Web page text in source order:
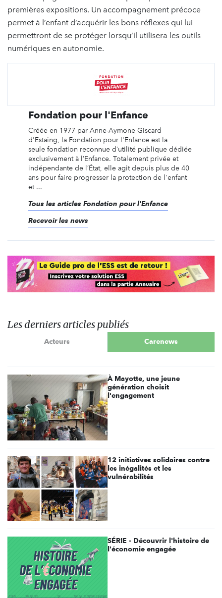
premières expositions. Un accompagnement précoce
permet à l’enfant d’acquérir les bons réflexes qui lui
permettront de se protéger lorsqu’il utilisera les outils
numériques en autonomie.
Fondation pour l'Enfance
Créée en 1977 par Anne-Aymone Giscard
d'Estaing, la Fondation pour l'Enfance est la
seule fondation reconnue d’utilité publique dédiée
exclusivement à l’Enfance. Totalement privée et
indépendante de l’État, elle agit depuis plus de 40
ans pour faire progresser la protection de l'enfant
et ...
Tous les articles Fondation pour l'Enfance
Recevoir les news
Les derniers articles publiés
Acteurs Carenews
À Mayotte, une jeune
génération choisit
l'engagement
12 initiatives solidaires contre
les inégalités et les
vulnérabilités
SÉRIE - Découvrir l'histoire de
l'économie engagée